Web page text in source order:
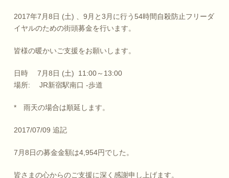
2017年7月8日 (土) 、9月と3月に行う54時間自殺防止フリーダ
イヤルのための街頭募金を行います。
皆様の暖かいご支援をお願いします。
日時 7月8日 (土) 11:00～13:00
場所: JR新宿駅南口 -歩道
* 雨天の場合は順延します。
2017/07/09 追記
7月8日の募金金額は4,954円でした。
皆さまの心からのご支援に深く感謝申し上げます。